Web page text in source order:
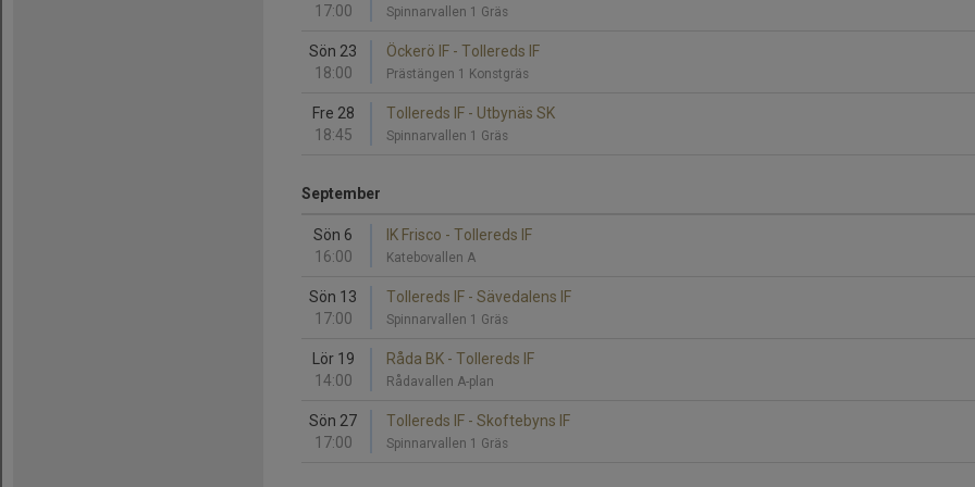
17:00 Spinnarvallen 1 Gräs
Sön 23
18:00
Öckerö IF - Tollereds IF
Prästängen 1 Konstgräs
Fre 28
18:45
Tollereds IF - Utbynäs SK
Spinnarvallen 1 Gräs
September
Sön 6
16:00
IK Frisco - Tollereds IF
Katebovallen A
Sön 13
17:00
Tollereds IF - Sävedalens IF
Spinnarvallen 1 Gräs
Lör 19
14:00
Råda BK - Tollereds IF
Rådavallen A-plan
Sön 27
17:00
Tollereds IF - Skoftebyns IF
Spinnarvallen 1 Gräs